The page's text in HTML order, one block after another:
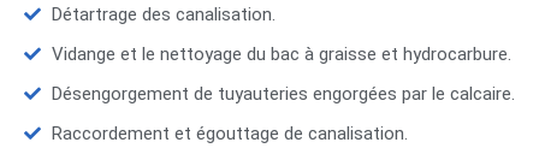
Détartrage des canalisation.
Vidange et le nettoyage du bac à graisse et hydrocarbure.
Désengorgement de tuyauteries engorgées par le calcaire.
Raccordement et égouttage de canalisation.